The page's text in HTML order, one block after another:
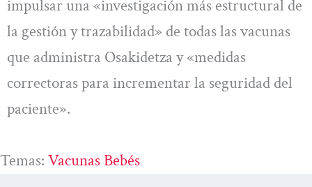
impulsar una «investigación más estructural de
la gestión y trazabilidad» de todas las vacunas
que administra Osakidetza y «medidas
correctoras para incrementar la seguridad del
paciente».
Temas: Vacunas Bebés